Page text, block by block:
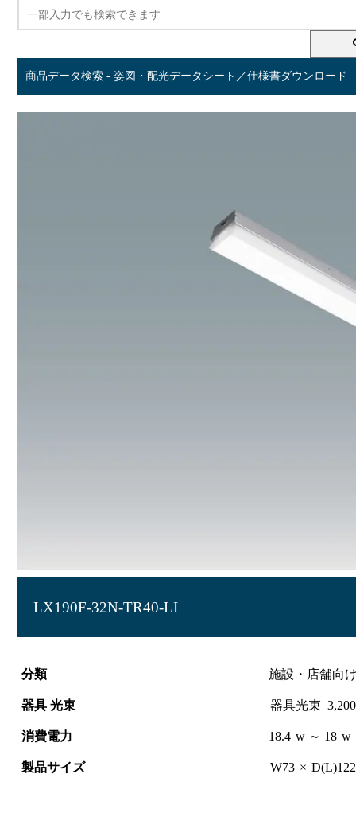
商品データ検索 - 姿図・配光データシート／仕様書ダウンロード
LX190F-32N-TR40-LI
分類
施設・店舗向
器具 光束 器具光束 3,200
消費電力 18.4 w～ 18 w
製品サイズ W73 × D(L)